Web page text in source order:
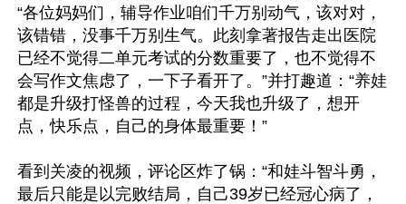
“各位妈妈们，辅导作业咱们千万别动气，该对对，
该错错，没事千万别生气。此刻拿著报告走出医院
已经不觉得二单元考试的分数重要了，也不觉得不
会写作文焦虑了，一下子看开了。”并打趣道：“养娃
都是升级打怪兽的过程，今天我也升级了，想开
点，快乐点，自己的身体最重要！”
看到关凌的视频，评论区炸了锅：“和娃斗智斗勇，
最后只能是以完败结局，自己39岁已经冠心病了，